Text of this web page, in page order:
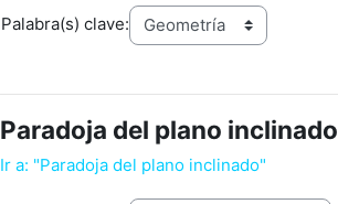
Palabra(s) clave:
Paradoja del plano inclinado
Ir a: "Paradoja del plano inclinado"